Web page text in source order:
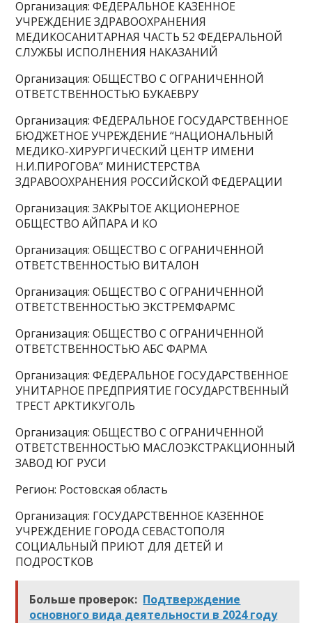
Организация: ФЕДЕРАЛЬНОЕ КАЗЕННОЕ
УЧРЕЖДЕНИЕ ЗДРАВООХРАНЕНИЯ
МЕДИКОСАНИТАРНАЯ ЧАСТЬ 52 ФЕДЕРАЛЬНОЙ
СЛУЖБЫ ИСПОЛНЕНИЯ НАКАЗАНИЙ
Организация: ОБЩЕСТВО С ОГРАНИЧЕННОЙ
ОТВЕТСТВЕННОСТЬЮ БУКАЕВРУ
Организация: ФЕДЕРАЛЬНОЕ ГОСУДАРСТВЕННОЕ
БЮДЖЕТНОЕ УЧРЕЖДЕНИЕ “НАЦИОНАЛЬНЫЙ
МЕДИКО-ХИРУРГИЧЕСКИЙ ЦЕНТР ИМЕНИ
Н.И.ПИРОГОВА” МИНИСТЕРСТВА
ЗДРАВООХРАНЕНИЯ РОССИЙСКОЙ ФЕДЕРАЦИИ
Организация: ЗАКРЫТОЕ АКЦИОНЕРНОЕ
ОБЩЕСТВО АЙПАРА И КО
Организация: ОБЩЕСТВО С ОГРАНИЧЕННОЙ
ОТВЕТСТВЕННОСТЬЮ ВИТАЛОН
Организация: ОБЩЕСТВО С ОГРАНИЧЕННОЙ
ОТВЕТСТВЕННОСТЬЮ ЭКСТРЕМФАРМС
Организация: ОБЩЕСТВО С ОГРАНИЧЕННОЙ
ОТВЕТСТВЕННОСТЬЮ АБС ФАРМА
Организация: ФЕДЕРАЛЬНОЕ ГОСУДАРСТВЕННОЕ
УНИТАРНОЕ ПРЕДПРИЯТИЕ ГОСУДАРСТВЕННЫЙ
ТРЕСТ АРКТИКУГОЛЬ
Организация: ОБЩЕСТВО С ОГРАНИЧЕННОЙ
ОТВЕТСТВЕННОСТЬЮ МАСЛОЭКСТРАКЦИОННЫЙ
ЗАВОД ЮГ РУСИ
Регион: Ростовская область
Организация: ГОСУДАРСТВЕННОЕ КАЗЕННОЕ
УЧРЕЖДЕНИЕ ГОРОДА СЕВАСТОПОЛЯ
СОЦИАЛЬНЫЙ ПРИЮТ ДЛЯ ДЕТЕЙ И
ПОДРОСТКОВ
Больше проверок: Подтверждение
основного вида деятельности в 2024 году